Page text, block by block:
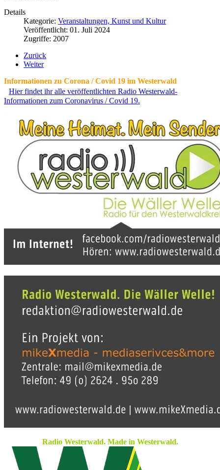
Details
Kategorie: Veranstaltungen, Kunst und Kultur
Veröffentlicht: 01. Juli 2024
Zugriffe: 2007
Zurück
Weiter
Informationen zu Corona / Covid 19 im Westerwald
Hier findet ihr alle veröffentlichten Radio Westerwald-
Informationen zum Coronavirus / Covid 19.
Radio Westerwald. Made in Westerwald.